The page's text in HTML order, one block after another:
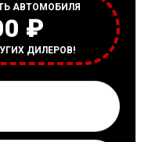
АВТОМОБИЛЯ
₽
ДИЛЕРОВ!